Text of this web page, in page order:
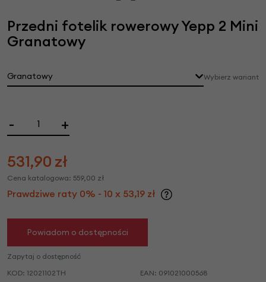
Przedni fotelik rowerowy Yepp 2 Mini
Granatowy
Granatowy Wybierz wariant
- +
531,90 zł
Cena katalogowa: 559,00 zł
Prawdziwe raty 0% - 10 x 53,19 zł
Powiadom o dostępności
Zapytaj o dostępność
KOD: 12021102TH EAN: 091021000568